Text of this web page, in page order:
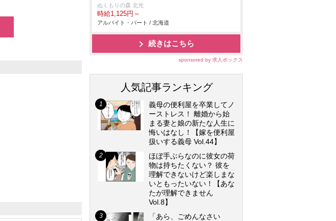
ぬくもりの森 北光
時給1,125円～
アルバイト・パート / 北海道
続きはこちら
sponsored by 求人ボックス
人気記事ランキング
義母の便利屋を卒業してノ
ーストレス！ 離婚から始
まる妻と娘の新たな人生に
悔いはなし！【嫁を便利屋
扱いする義母 Vol.44】
ほぼ手ぶらなのに彼女の荷
物は持ちたくない？ 彼を
理解できないけど楽しまな
いともったいない！【あな
たが理解できません
Vol.8】
「あら、ごめんなさい